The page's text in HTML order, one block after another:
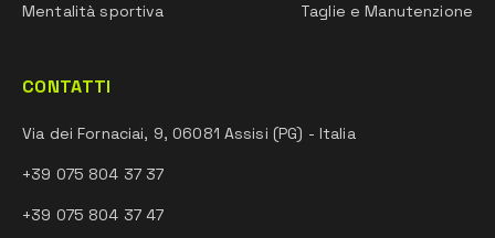
Mentalità sportiva Taglie e Manutenzione
CONTATTI
Via dei Fornaciai, 9, 06081 Assisi (PG) - Italia
+39 075 804 37 37
+39 075 804 37 47